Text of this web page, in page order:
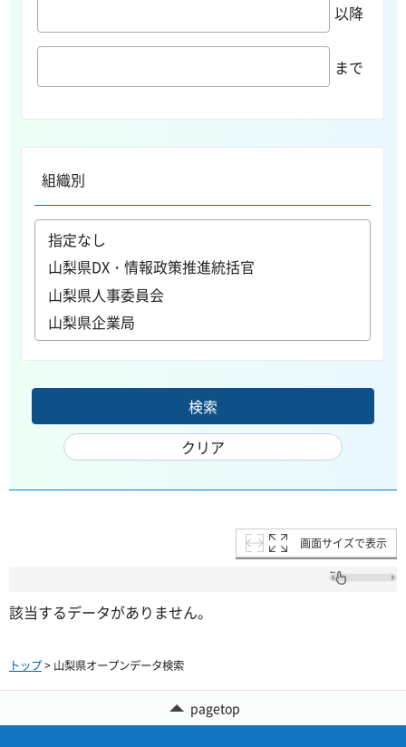
以降
まで
組織別
画面サイズで表示
該当するデータがありません。
トップ> 山梨県オープンデータ検索
pagetop